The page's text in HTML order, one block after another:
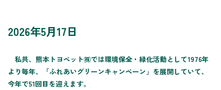
2026年5月17日
私共、熊本トヨペット㈱では環境保全・緑化活動として1976年
より毎年、「ふれあいグリーンキャンペーン」を展開していて、
今年で51回目を迎えます。